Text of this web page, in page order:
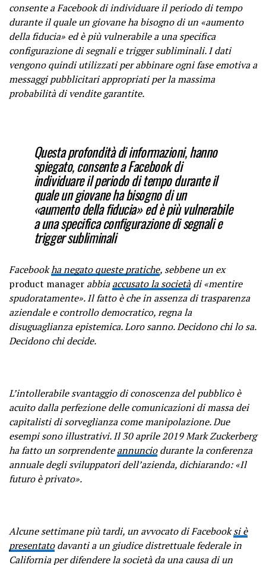
consente a Facebook di individuare il periodo di tempo
durante il quale un giovane ha bisogno di un «aumento
della fiducia» ed è più vulnerabile a una specifica
configurazione di segnali e trigger subliminali. I dati
vengono quindi utilizzati per abbinare ogni fase emotiva a
messaggi pubblicitari appropriati per la massima
probabilità di vendite garantite.
Questa profondità di informazioni, hanno
spiegato, consente a Facebook di
individuare il periodo di tempo durante il
quale un giovane ha bisogno di un
«aumento della fiducia» ed è più vulnerabile
a una specifica configurazione di segnali e
trigger subliminali
Facebookha negato queste pratiche, sebbene un ex
product manager abbiaaccusato la societàdi «mentire
spudoratamente». Il fatto è che in assenza di trasparenza
aziendale e controllo democratico, regna la
disuguaglianza epistemica. Loro sanno. Decidono chi lo sa.
Decidono chi decide.
L’intollerabile svantaggio di conoscenza del pubblico è
acuito dalla perfezione delle comunicazioni di massa dei
capitalisti di sorveglianza come manipolazione. Due
esempi sono illustrativi. Il 30 aprile 2019 Mark Zuckerberg
ha fatto un sorprendenteannunciodurante la conferenza
annuale degli sviluppatori dell’azienda, dichiarando: «Il
futuro è privato».
Alcune settimane più tardi, un avvocato di Facebooksi è
presentatodavanti a un giudice distrettuale federale in
California per difendere la società da una causa di un